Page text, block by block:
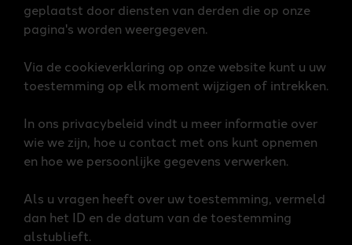
geplaatst door diensten van derden die op onze
pagina's worden weergegeven.
Via de cookieverklaring op onze website kunt u uw
toestemming op elk moment wijzigen of intrekken.
In ons privacybeleid vindt u meer informatie over
wie we zijn, hoe u contact met ons kunt opnemen
en hoe we persoonlijke gegevens verwerken.
Als u vragen heeft over uw toestemming, vermeld
dan het ID en de datum van de toestemming
alstublieft.